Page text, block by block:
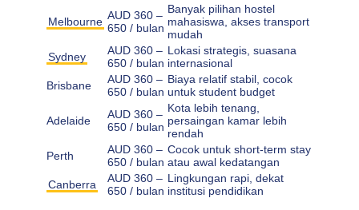
Melbourne AUD 360 –
650 / bulan
Banyak pilihan hostel
mahasiswa, akses transport
mudah
Sydney
AUD 360 –
650 / bulan
Lokasi strategis, suasana
internasional
Brisbane
AUD 360 –
650 / bulan
Biaya relatif stabil, cocok
untuk student budget
Adelaide
AUD 360 –
650 / bulan
Kota lebih tenang,
persaingan kamar lebih
rendah
Perth
AUD 360 –
650 / bulan
Cocok untuk short-term stay
atau awal kedatangan
Canberra
AUD 360 –
650 / bulan
Lingkungan rapi, dekat
institusi pendidikan